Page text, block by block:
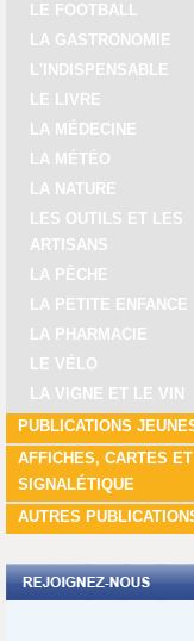
LE FOOTBALL
LA GASTRONOMIE
L'INDISPENSABLE
LE LIVRE
LA MÉDECINE
LA MÉTÉO
LA NATURE
LES OUTILS ET LES
ARTISANS
LA PÊCHE
LA PETITE ENFANCE
LA PHARMACIE
LE VÉLO
LA VIGNE ET LE VIN
PUBLICATIONS
AFFICHES, CARTES ET
SIGNALÉTIQUE
AUTRES